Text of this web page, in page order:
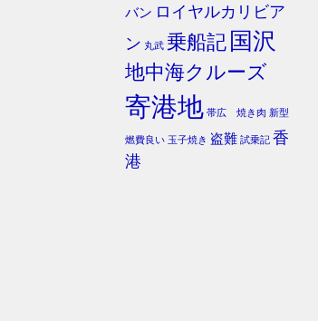
バン ロイヤルカリビア
ン 丸武 乗船記 国沢
地中海クルーズ
寄港地 帯広 焼き肉 新型
燃費良い 玉子焼き 盗難 試乗記 香
港